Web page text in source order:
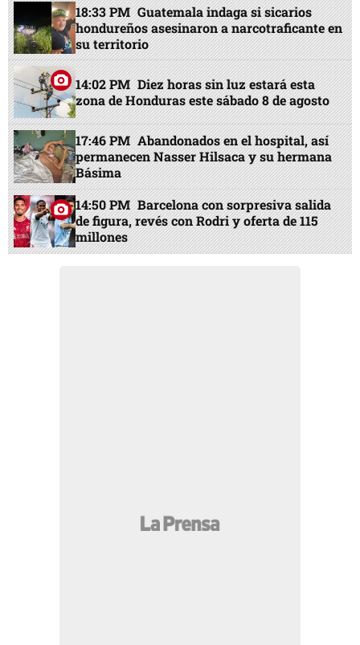
18:33 PM Guatemala indaga si sicarios
hondureños asesinaron a narcotraficante en
su territorio
14:02 PM Diez horas sin luz estará esta
zona de Honduras este sábado 8 de agosto
17:46 PM Abandonados en el hospital, así
permanecen Nasser Hilsaca y su hermana
Básima
14:50 PM Barcelona con sorpresiva salida
de figura, revés con Rodri y oferta de 115
millones